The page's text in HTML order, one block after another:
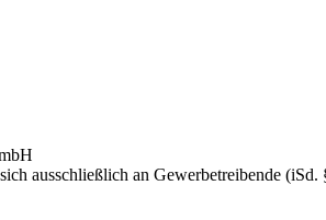
ausschließlich an Gewerbetreibende (iSd.